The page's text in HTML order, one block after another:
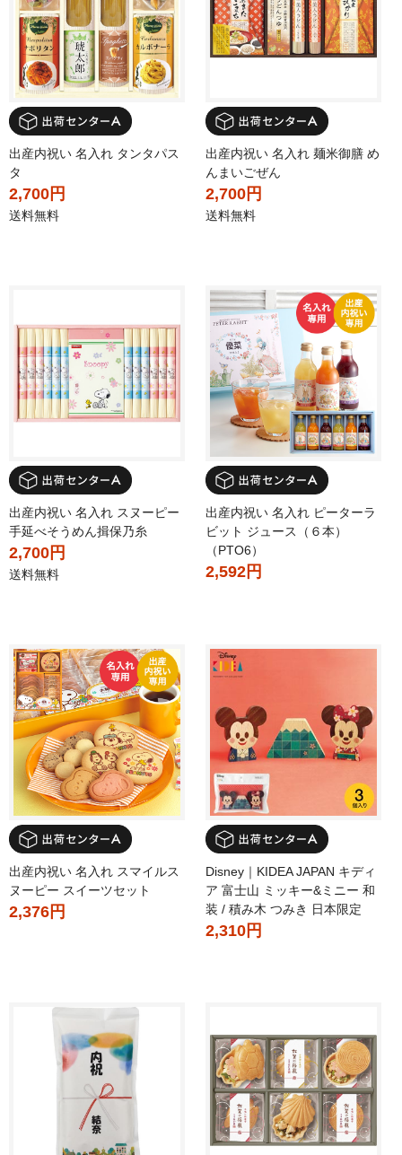
出産内祝い 名入れ タンタパス
タ
2,700円
送料無料
出産内祝い 名入れ 麺米御膳 め
んまいごぜん
2,700円
送料無料
出産内祝い 名入れ スヌーピー
手延べそうめん揖保乃糸
2,700円
送料無料
出産内祝い 名入れ ピーターラ
ビット ジュース（６本）
（PTO6）
2,592円
出産内祝い 名入れ スマイルス
ヌーピー スイーツセット
2,376円
Disney｜KIDEA JAPAN キディ
ア 富士山 ミッキー&ミニー 和
装 / 積み木 つみき 日本限定
2,310円